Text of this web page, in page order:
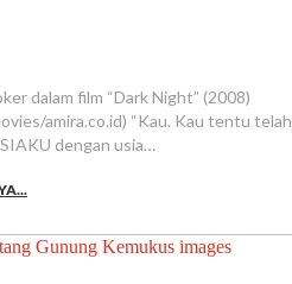
dalam film “Dark Night” (2008)
amira.co.id) “Kau. Kau tentu telah
dengan usia…